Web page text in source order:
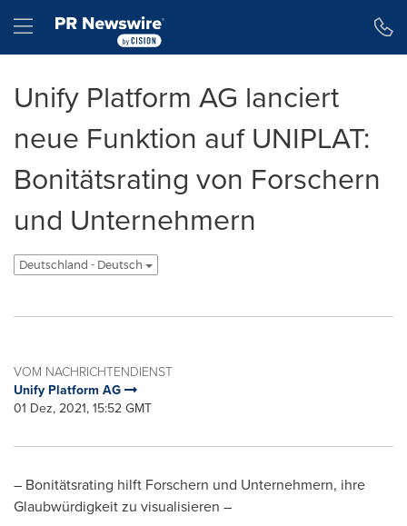
Hamburger menu
Unify Platform AG lanciert
neue Funktion auf UNIPLAT:
Bonitätsrating von Forschern
und Unternehmern
Deutschland - Deutsch
VOM NACHRICHTENDIENST
Unify Platform AG
01 Dez, 2021, 15:52 GMT
– Bonitätsrating hilft Forschern und Unternehmern, ihre
Glaubwürdigkeit zu visualisieren –